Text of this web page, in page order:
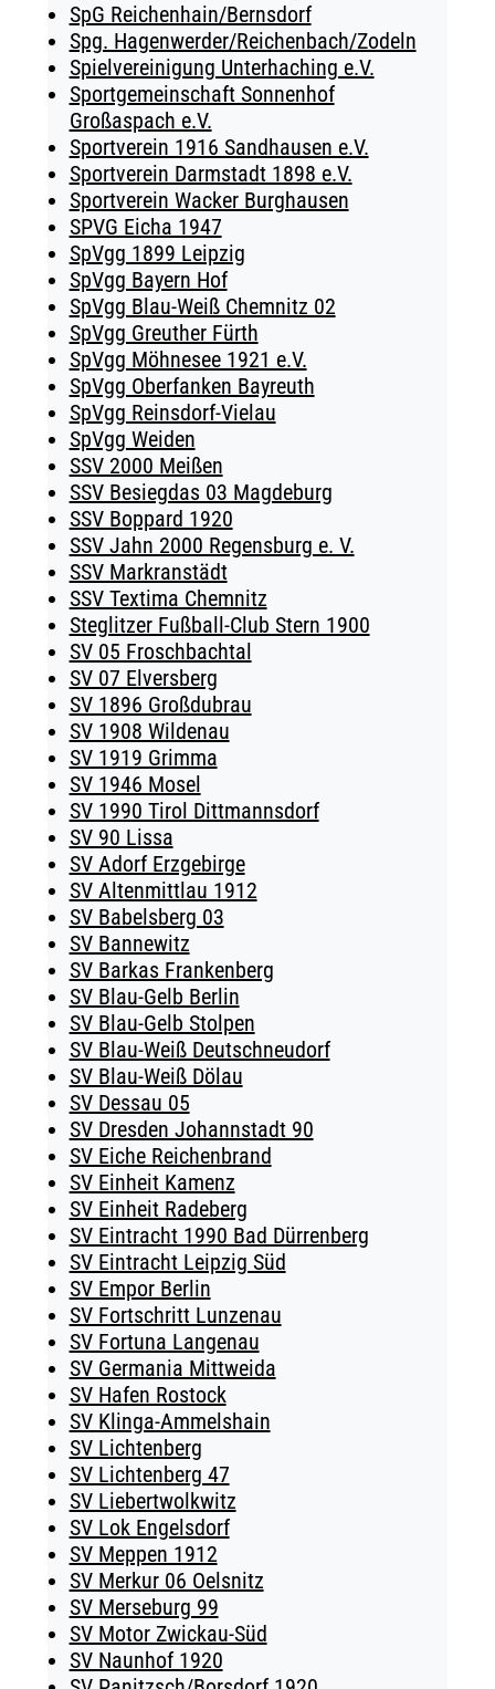
SpG Reichenhain/Bernsdorf
Spg. Hagenwerder/Reichenbach/Zodeln
Spielvereinigung Unterhaching e.V.
Sportgemeinschaft Sonnenhof
Großaspach e.V.
Sportverein 1916 Sandhausen e.V.
Sportverein Darmstadt 1898 e.V.
Sportverein Wacker Burghausen
SPVG Eicha 1947
SpVgg 1899 Leipzig
SpVgg Bayern Hof
SpVgg Blau-Weiß Chemnitz 02
SpVgg Greuther Fürth
SpVgg Möhnesee 1921 e.V.
SpVgg Oberfanken Bayreuth
SpVgg Reinsdorf-Vielau
SpVgg Weiden
SSV 2000 Meißen
SSV Besiegdas 03 Magdeburg
SSV Boppard 1920
SSV Jahn 2000 Regensburg e. V.
SSV Markranstädt
SSV Textima Chemnitz
Steglitzer Fußball-Club Stern 1900
SV 05 Froschbachtal
SV 07 Elversberg
SV 1896 Großdubrau
SV 1908 Wildenau
SV 1919 Grimma
SV 1946 Mosel
SV 1990 Tirol Dittmannsdorf
SV 90 Lissa
SV Adorf Erzgebirge
SV Altenmittlau 1912
SV Babelsberg 03
SV Bannewitz
SV Barkas Frankenberg
SV Blau-Gelb Berlin
SV Blau-Gelb Stolpen
SV Blau-Weiß Deutschneudorf
SV Blau-Weiß Dölau
SV Dessau 05
SV Dresden Johannstadt 90
SV Eiche Reichenbrand
SV Einheit Kamenz
SV Einheit Radeberg
SV Eintracht 1990 Bad Dürrenberg
SV Eintracht Leipzig Süd
SV Empor Berlin
SV Fortschritt Lunzenau
SV Fortuna Langenau
SV Germania Mittweida
SV Hafen Rostock
SV Klinga-Ammelshain
SV Lichtenberg
SV Lichtenberg 47
SV Liebertwolkwitz
SV Lok Engelsdorf
SV Meppen 1912
SV Merkur 06 Oelsnitz
SV Merseburg 99
SV Motor Zwickau-Süd
SV Naunhof 1920